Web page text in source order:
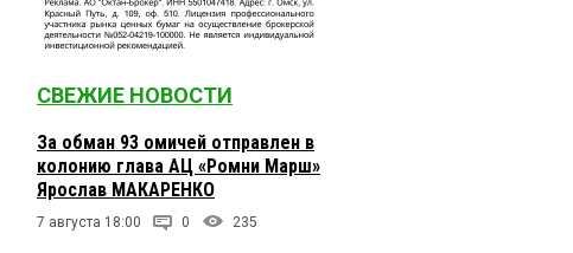
СВЕЖИЕ НОВОСТИ
За обман 93 омичей отправлен в
колонию глава АЦ «Ромни Марш»
Ярослав МАКАРЕНКО
7 августа 18:00 0 235